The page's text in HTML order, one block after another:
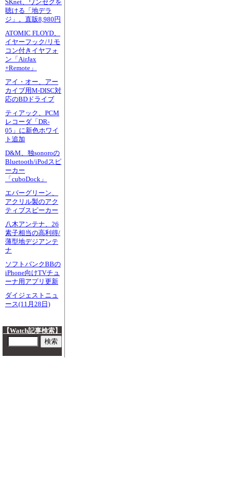
SKnet、ワンセグを
聴ける「地デラ
ジ」。直販8,980円
ATOMIC FLOYD、
イヤーフック/リモ
コン付きイヤフォ
ン「AirJax
+Remote」
アイ・オー、アー
カイブ用M-DISC対
応のBDドライブ
ティアック、PCM
レコーダ「DR-
05」に新色ホワイ
ト追加
D&M、独sonoroの
Bluetooth/iPodスピ
ーカー
「cuboDock」
エバーグリーン、
アクリル製のアク
ティブスピーカー
八木アンテナ、26
素子相当の高利得/
薄型地デジアンテ
ナ
ソフトバンクBBの
iPhone向けTVチュ
ーナ用アプリ更新
ダイジェストニュ
ース(11月28日)
【Watch記事検索】